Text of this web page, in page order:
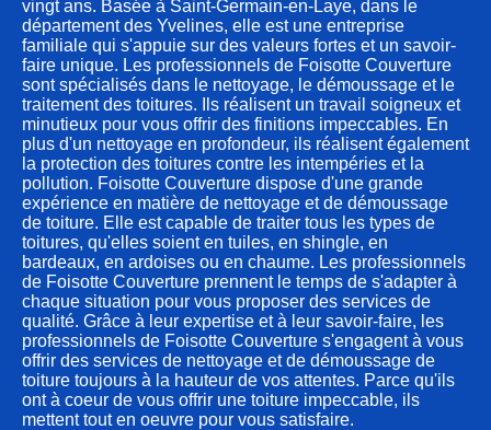
vingt ans. Basée à Saint-Germain-en-Laye, dans le
département des Yvelines, elle est une entreprise
familiale qui s'appuie sur des valeurs fortes et un savoir-
faire unique. Les professionnels de Foisotte Couverture
sont spécialisés dans le nettoyage, le démoussage et le
traitement des toitures. Ils réalisent un travail soigneux et
minutieux pour vous offrir des finitions impeccables. En
plus d'un nettoyage en profondeur, ils réalisent également
la protection des toitures contre les intempéries et la
pollution. Foisotte Couverture dispose d'une grande
expérience en matière de nettoyage et de démoussage
de toiture. Elle est capable de traiter tous les types de
toitures, qu'elles soient en tuiles, en shingle, en
bardeaux, en ardoises ou en chaume. Les professionnels
de Foisotte Couverture prennent le temps de s'adapter à
chaque situation pour vous proposer des services de
qualité. Grâce à leur expertise et à leur savoir-faire, les
professionnels de Foisotte Couverture s'engagent à vous
offrir des services de nettoyage et de démoussage de
toiture toujours à la hauteur de vos attentes. Parce qu'ils
ont à coeur de vous offrir une toiture impeccable, ils
mettent tout en oeuvre pour vous satisfaire.